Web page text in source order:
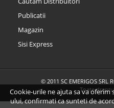
Cookie-urile ne ajuta sa va oferim
ului, confirmati ca sunteti de
Publicatii
Magazin
Sisi Express
© 2011 SC EMERIGOS SRL
Toate